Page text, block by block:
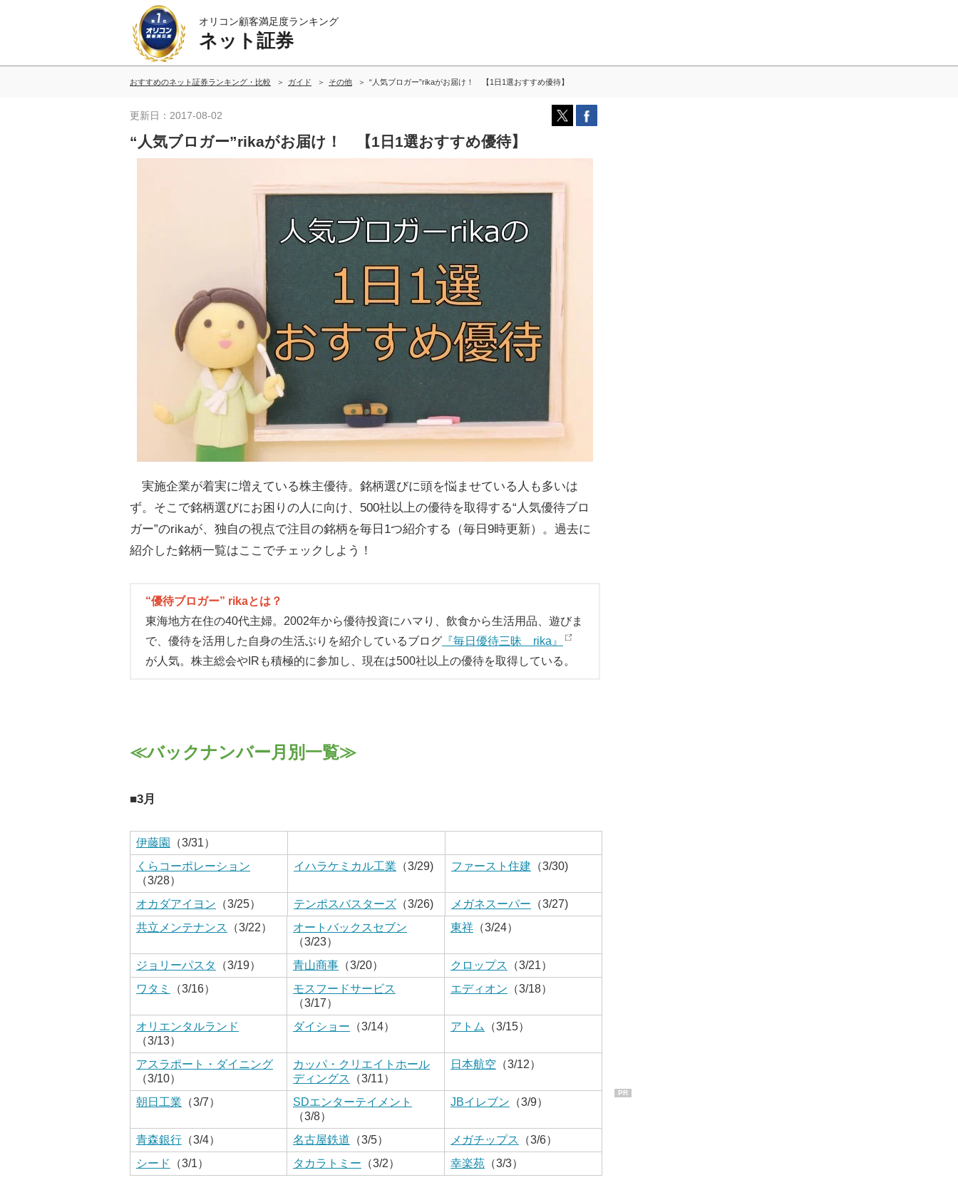
オリコン顧客満足度ランキング
ネット証券
おすすめのネット証券ランキング・比較 ガイド その他 “人気ブロガー”rikaがお届け！ 【1日1選おすすめ優待】
更新日：2017-08-02
“人気ブロガー”rikaがお届け！ 【1日1選おすすめ優待】
実施企業が着実に増えている株主優待。銘柄選びに頭を悩ませている人も多いは
ず。そこで銘柄選びにお困りの人に向け、500社以上の優待を取得する“人気優待ブロ
ガー”のrikaが、独自の視点で注目の銘柄を毎日1つ紹介する（毎日9時更新）。過去に
紹介した銘柄一覧はここでチェックしよう！
“優待ブロガー” rikaとは？
東海地方在住の40代主婦。2002年から優待投資にハマり、飲食から生活用品、遊びま
で、優待を活用した自身の生活ぶりを紹介しているブログ 『毎日優待三昧 rika』
が人気。株主総会やIRも積極的に参加し、現在は500社以上の優待を取得している。
≪バックナンバー月別一覧≫
■3月
伊藤園
（3/31）
くらコーポレーション
（3/28）
イハラケミカル工業 （3/29) ファースト住建 （3/30)
オカダアイヨン （3/25） テンポスバスターズ （3/26) メガネスーパー （3/27)
共立メンテナンス
（3/22）
オートバックスセブン
（3/23）
東祥 （3/24）
ジョリーパスタ （3/19） 青山商事 （3/20） クロップス
（3/21）
ワタミ
（3/16）
モスフードサービス
（3/17）
エディオン （3/18）
オリエンタルランド
（3/13）
ダイショー （3/14） アトム （3/15）
アスラポート・ダイニング
（3/10）
カッパ・クリエイトホール
ディングス
（3/11）
日本航空 （3/12）
朝日工業 （3/7）
SDエンターテイメント
（3/8）
JBイレブン （3/9）
青森銀行 （3/4） 名古屋鉄道 （3/5） メガチップス
（3/6）
シード
（3/1） タカラトミー （3/2） 幸楽苑 （3/3）
PR